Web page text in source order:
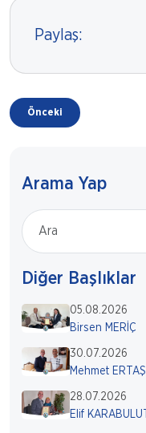
Paylaş:
Önceki
Arama Yap
Diğer Başlıklar
05.08.2026
Birsen MERİÇ
30.07.2026
Mehmet ERTAŞ
28.07.2026
Elif KARABULUT